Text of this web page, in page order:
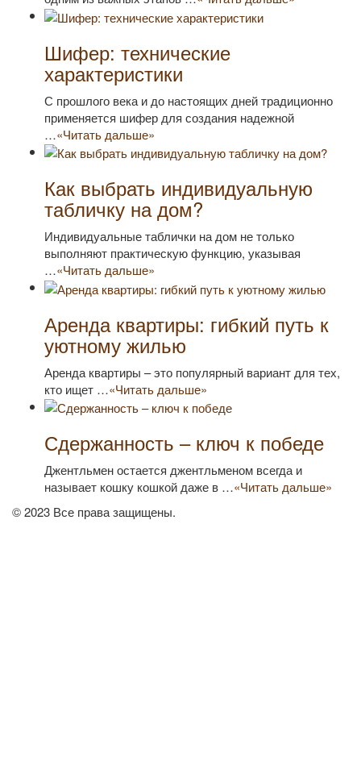
Шифер: технические
характеристики
С прошлого века и до настоящих дней традиционно
применяется шифер для создания надежной
…«Читать дальше»
Как выбрать индивидуальную
табличку на дом?
Индивидуальные таблички на дом не только
выполняют практическую функцию, указывая
…«Читать дальше»
Аренда квартиры: гибкий путь к
уютному жилью
Аренда квартиры – это популярный вариант для тех,
кто ищет …«Читать дальше»
Сдержанность – ключ к победе
Джентльмен остается джентльменом всегда и
называет кошку кошкой даже в …«Читать дальше»
© 2023 Все права защищены.